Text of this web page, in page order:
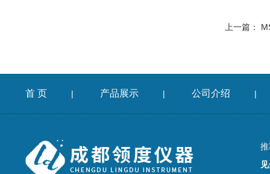
上一篇：
首 页 | 产品展示 | 公司介绍 |